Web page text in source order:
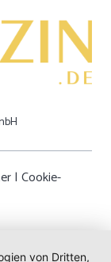
| Cookie-
von Dritten,